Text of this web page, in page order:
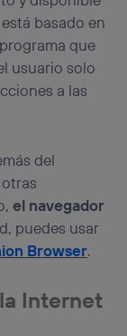
está basado en
que
usuario solo
a las
del
el navegador
puedes usar
Browser.
Internet